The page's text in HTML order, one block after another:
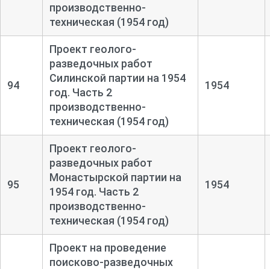
производственно-
техническая (1954 год)
94
Проект геолого-
разведочных работ
Силинской партии на 1954
год. Часть 2
производственно-
техническая (1954 год)
1954
95
Проект геолого-
разведочных работ
Монастырской партии на
1954 год. Часть 2
производственно-
техническая (1954 год)
1954
Проект на проведение
поисково-разведочных